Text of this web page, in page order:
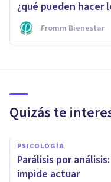
¿qué pueden hacer
Fromm Bienestar
Quizás te
PSICOLOGÍA
Parálisis por
impide actuar